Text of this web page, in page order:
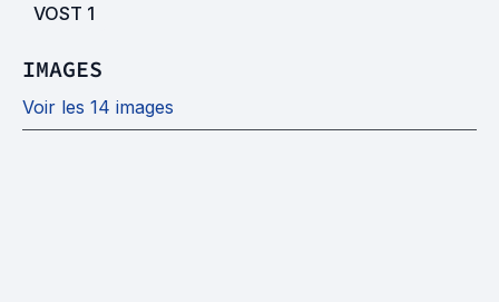
VOST 1
IMAGES
Voir les 14 images